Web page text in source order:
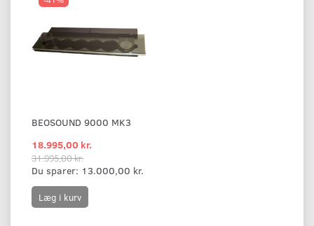
BEOSOUND 9000 MK3
18.995,00 kr.
31.995,00 kr.
Du sparer: 13.000,00 kr.
Læg i kurv